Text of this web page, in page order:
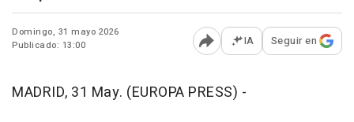
Domingo, 31 mayo 2026
Publicado: 13:00
Abrir opciones para
IA Seguir en
MADRID, 31 May. (EUROPA PRESS) -